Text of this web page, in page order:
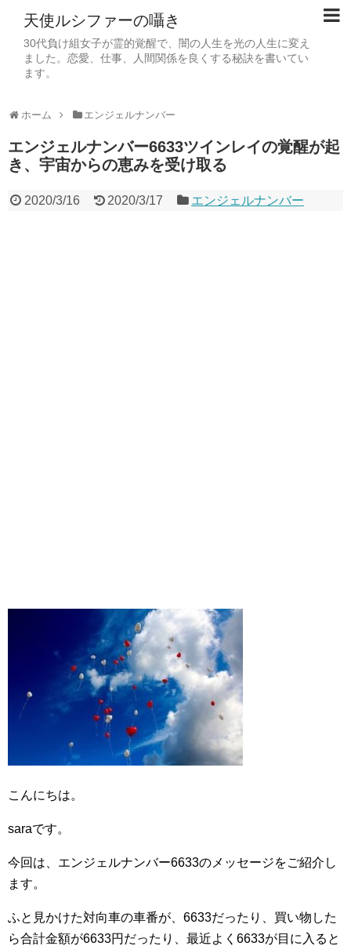
天使ルシファーの囁き
30代負け組女子が霊的覚醒で、闇の人生を光の人生に変え
ました。恋愛、仕事、人間関係を良くする秘訣を書いてい
ます。
ホーム エンジェルナンバー
エンジェルナンバー6633ツインレイの覚醒が起
き、宇宙からの恵みを受け取る
2020/3/16 2020/3/17 エンジェルナンバー
こんにちは。
saraです。
今回は、エンジェルナンバー6633のメッセージをご紹介し
ます。
ふと見かけた対向車の車番が、6633だったり、買い物した
ら合計金額が6633円だったり、最近よく6633が目に入ると